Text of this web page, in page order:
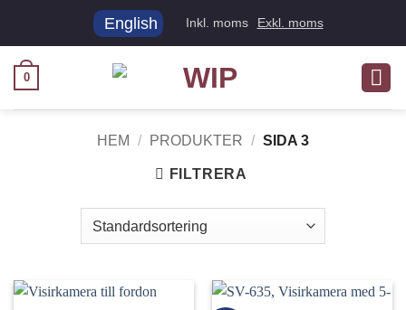
English Inkl. moms Exkl. moms
0
HEM / PRODUKTER / SIDA 3
FILTRERA